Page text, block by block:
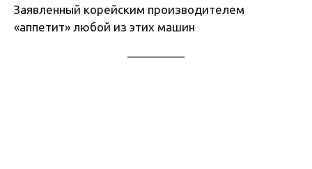
Заявленный корейским производителем
«аппетит» любой из этих машин